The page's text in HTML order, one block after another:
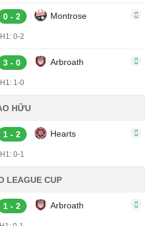
0 - 2 Montrose
H1: 0-2
3 - 0 Arbroath
H1: 1-0
HỮU
1 - 2 Hearts
H1: 0-1
LEAGUE CUP
1 - 2 Arbroath